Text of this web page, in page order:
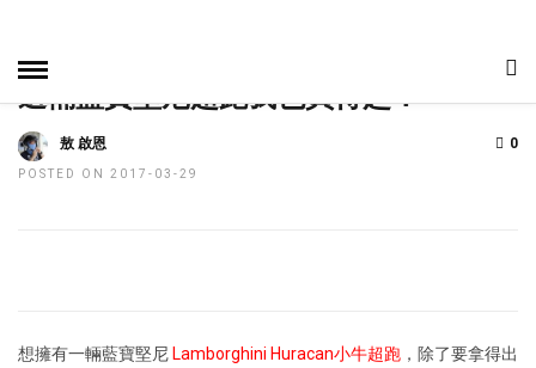
這輛藍寶堅尼超跑我也買得起！
敖 啟恩
POSTED ON 2017-03-29
0
想擁有一輛藍寶堅尼 Lamborghini Huracan小牛超跑 ，除了要拿得出